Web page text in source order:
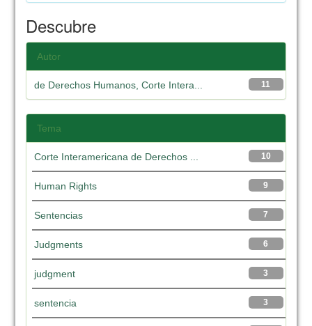
Descubre
Autor
11
de Derechos Humanos, Corte Intera...
Tema
10
Corte Interamericana de Derechos ...
9
Human Rights
7
Sentencias
6
Judgments
3
judgment
3
sentencia